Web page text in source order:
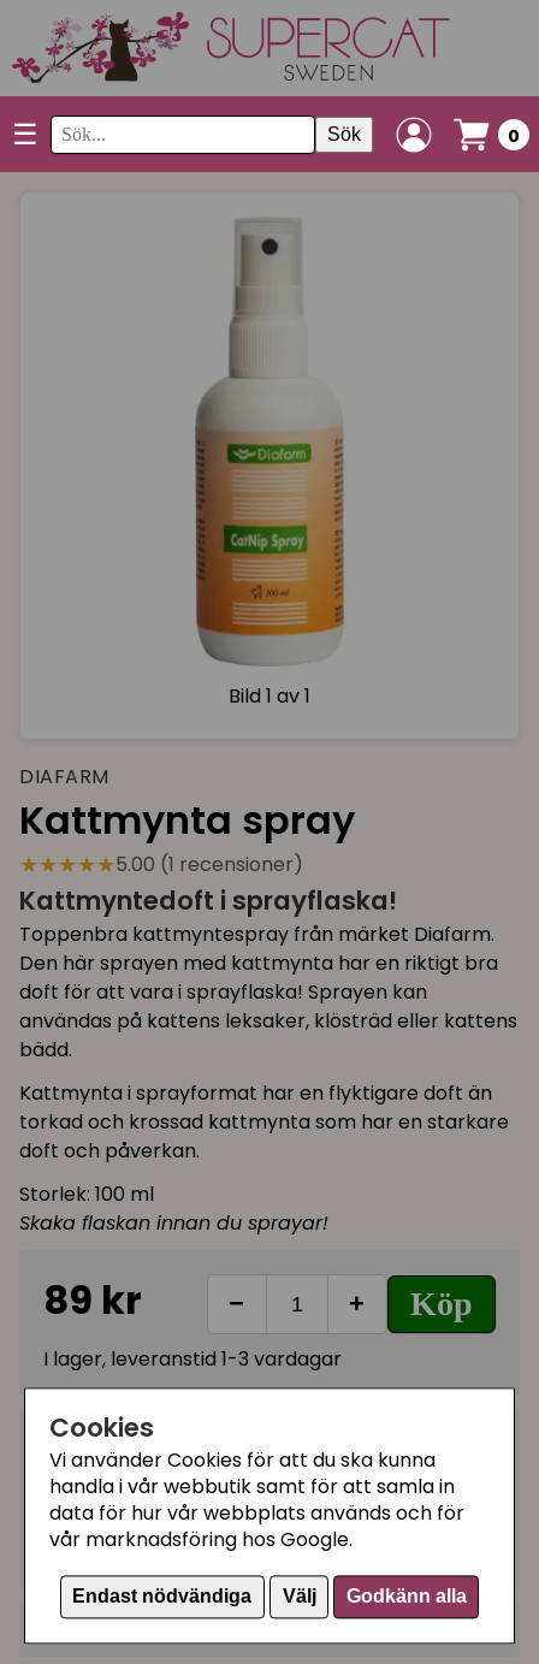
Cookies
Vi använder Cookies för att du ska kunna
handla i vår webbutik samt för att samla in
data för hur vår webbplats används och för
vår marknadsföring hos Google.
Endast nödvändiga Välj Godkänn alla
☰ Sök 0
Bild 1 av 1
DIAFARM
Kattmynta spray
★★★★★5.00 (1 recensioner)
Kattmyntedoft i sprayflaska!
Toppenbra kattmyntespray från märket Diafarm.
Den här sprayen med kattmynta har en riktigt bra
doft för att vara i sprayflaska! Sprayen kan
användas på kattens leksaker, klösträd eller kattens
bädd.
Kattmynta i sprayformat har en flyktigare doft än
torkad och krossad kattmynta som har en starkare
doft och påverkan.
Storlek: 100 ml
Skaka flaskan innan du sprayar!
89 kr − + Köp
I lager, leveranstid 1-3 vardagar
Kategorier:
Kattmynta
Kattmyntaleksaker
Artikelnummer:K40801